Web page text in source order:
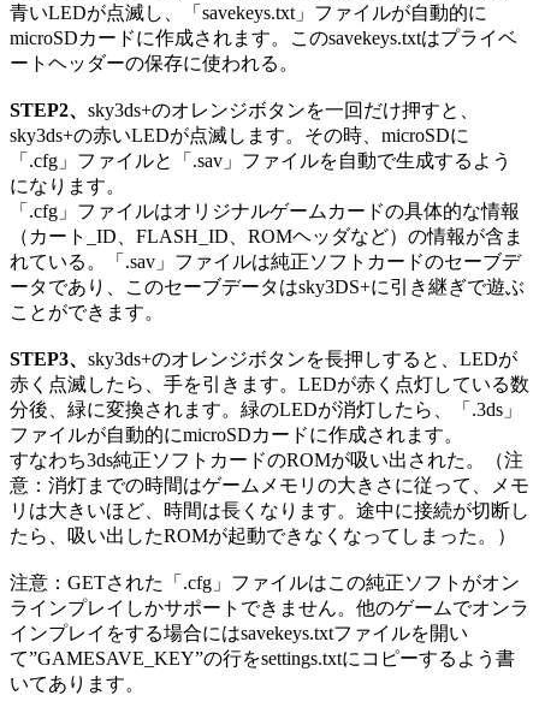
青いLEDが点滅し、「savekeys.txt」ファイルが自動的に
microSDカードに作成されます。このsavekeys.txtはプライベ
ートヘッダーの保存に使われる。
STEP2、 sky3ds+のオレンジボタンを一回だけ押すと、
sky3ds+の赤いLEDが点滅します。その時、microSDに
「.cfg」ファイルと「.sav」ファイルを自動で生成するよう
になります。
「.cfg」ファイルはオリジナルゲームカードの具体的な情報
（カート_ID、FLASH_ID、ROMヘッダなど）の情報が含ま
れている。「.sav」ファイルは純正ソフトカードのセーブデ
ータであり、このセーブデータはsky3DS+に引き継ぎで遊ぶ
ことができます。
STEP3、 sky3ds+のオレンジボタンを長押しすると、LEDが
赤く点滅したら、手を引きます。LEDが赤く点灯している数
分後、緑に変換されます。緑のLEDが消灯したら、「.3ds」
ファイルが自動的にmicroSDカードに作成されます。
すなわち3ds純正ソフトカードのROMが吸い出された。（注
意：消灯までの時間はゲームメモリの大きさに従って、メモ
リは大きいほど、時間は長くなります。途中に接続が切断し
たら、吸い出したROMが起動できなくなってしまった。）
注意：GETされた「.cfg」ファイルはこの純正ソフトがオン
ラインプレイしかサポートできません。他のゲームでオンラ
インプレイをする場合にはsavekeys.txtファイルを開い
て”GAMESAVE_KEY”の行をsettings.txtにコピーするよう書
いてあります。